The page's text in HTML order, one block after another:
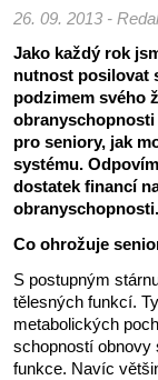
26. 09. 2013 -
Jako každý rok
nutnost posilovat
podzimem svého
pro seniory, jak
systému.
dostatek financí
obranyschopnosti.
Co ohrožuje
S postupným
tělesných funkcí.
metabolických
schopností
funkce. Navíc